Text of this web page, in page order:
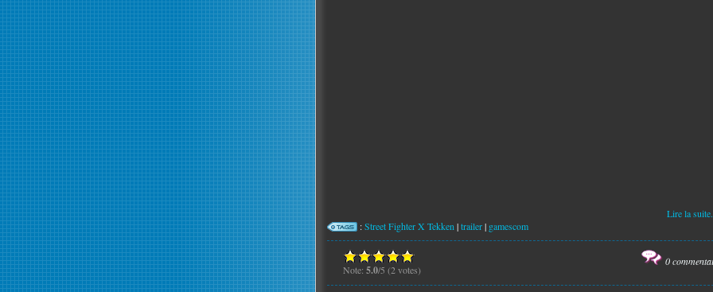
Lire la
:Street Fighter X Tekken |trailer| gamescom
0
Note: 5.0/5 (2 votes)